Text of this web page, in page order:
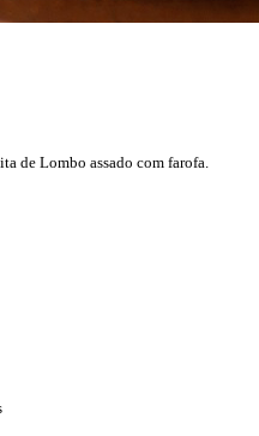
de Lombo assado com farofa.